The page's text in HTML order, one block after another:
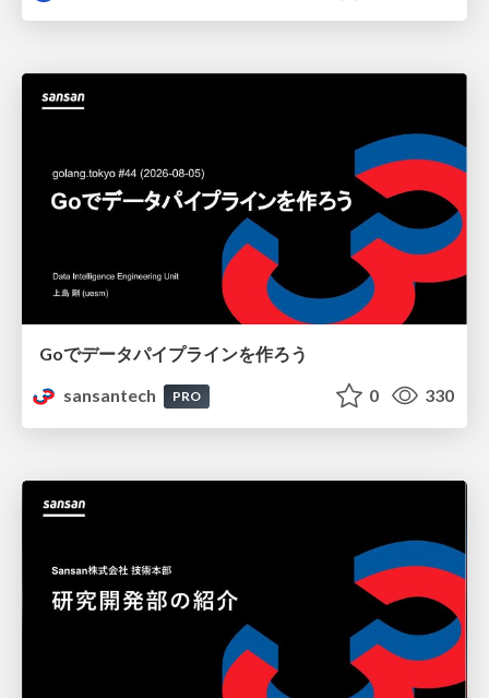
Goでデータパイプラインを作ろう
sansantech
PRO 0 330